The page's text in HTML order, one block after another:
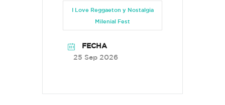
I Love Reggaeton y Nostalgia
Milenial Fest
FECHA
25 Sep 2026